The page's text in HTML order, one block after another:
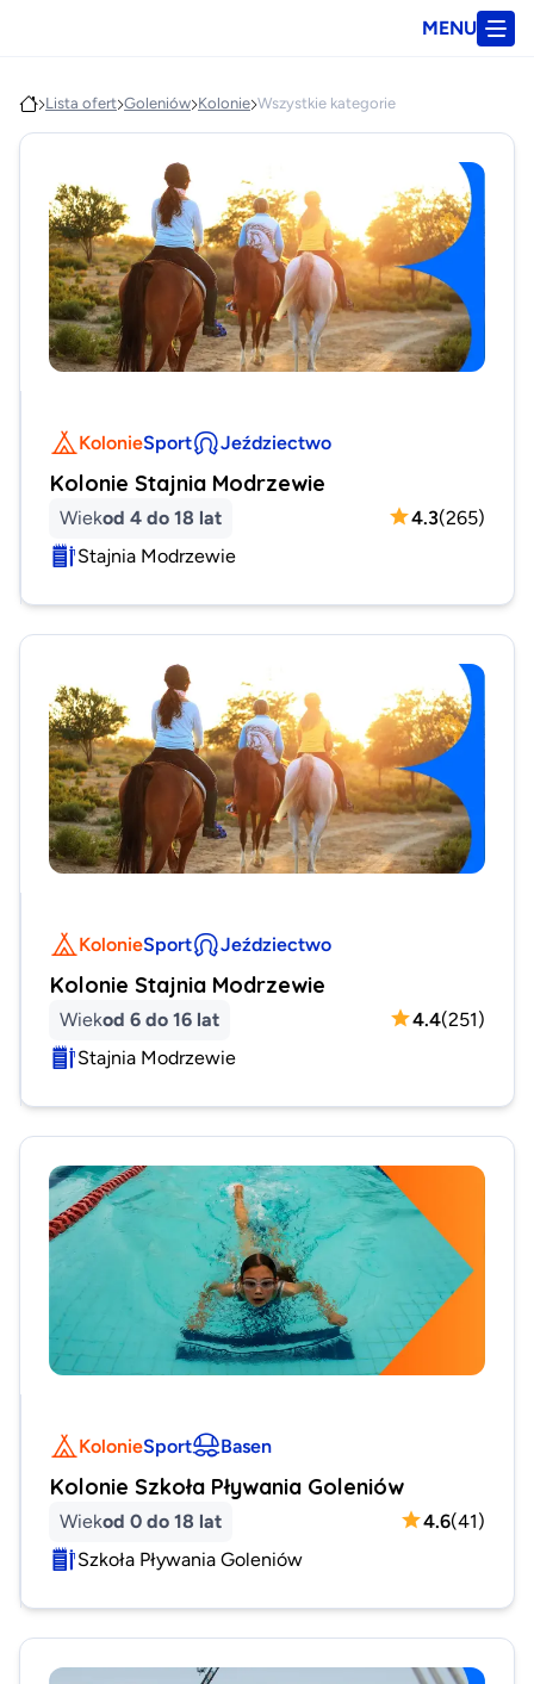
MENU
Lista ofert Goleniów Kolonie Wszystkie kategorie
KolonieSport Jeździectwo
Kolonie Stajnia Modrzewie
Wiekod 4 do 18 lat 4.3(265)
Stajnia Modrzewie
KolonieSport Jeździectwo
Kolonie Stajnia Modrzewie
Wiekod 6 do 16 lat 4.4(251)
Stajnia Modrzewie
KolonieSport Basen
Kolonie Szkoła Pływania Goleniów
Wiekod 0 do 18 lat 4.6(41)
Szkoła Pływania Goleniów